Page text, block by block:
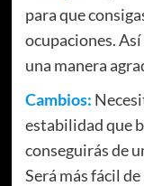
para que
ocupaciones.
una manera
Cambios:
estabilidad que
conseguirás de
Será más fácil